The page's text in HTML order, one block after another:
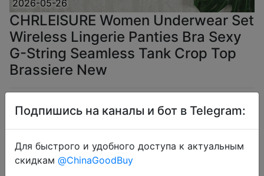
2026-05-26
CHRLEISURE Women Underwear Set
Wireless Lingerie Panties Bra Sexy
G-String Seamless Tank Crop Top
Brassiere New
$2.49
Coins
Подпишись на каналы и бот в Telegram:
Для быстрого и удобного доступа к актуальным
скидкам @ChinaGoodBuy